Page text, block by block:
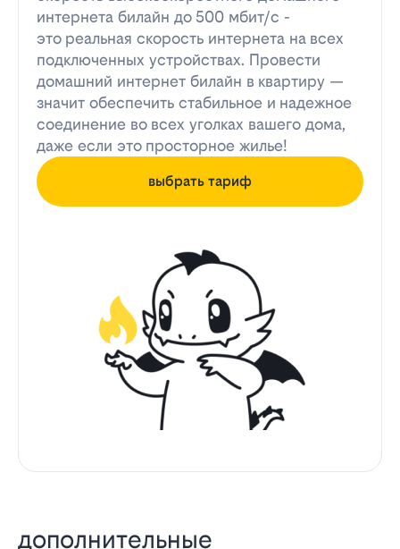
интернета билайн до 500 мбит/с -
это реальная скорость интернета на всех
подключенных устройствах. Провести
домашний интернет билайн в квартиру —
значит обеспечить стабильное и надежное
соединение во всех уголках вашего дома,
даже если это просторное жилье!
выбрать тариф
дополнительные